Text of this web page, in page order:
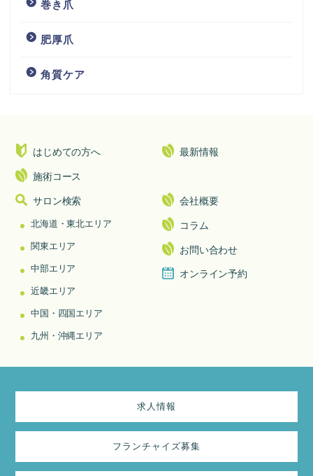
巻き爪
肥厚爪
角質ケア
はじめての方へ
施術コース
最新情報
サロン検索
北海道・東北エリア
関東エリア
中部エリア
近畿エリア
中国・四国エリア
九州・沖縄エリア
会社概要
コラム
お問い合わせ
オンライン予約
求人情報
フランチャイズ募集